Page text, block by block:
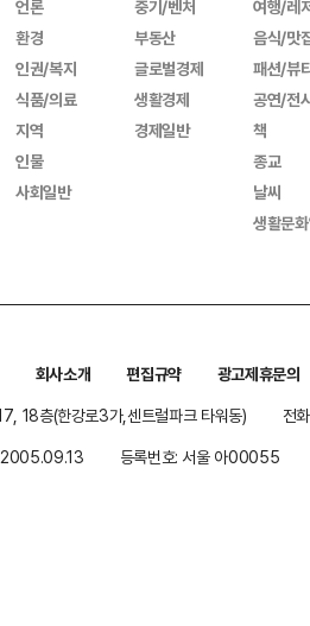
언론
환경
인권/복지
식품/의료
지역
인물
사회일반
중기/벤처
부동산
글로벌경제
생활경제
경제일반
여행/레
음식/맛
패션/뷰
공연/전
책
종교
날씨
생활문
회사소개 편집규약
광고제휴문의
18층(한강로3가,센트럴파크 타워동)
전
2005.09.13 등록번호: 서울 아00055